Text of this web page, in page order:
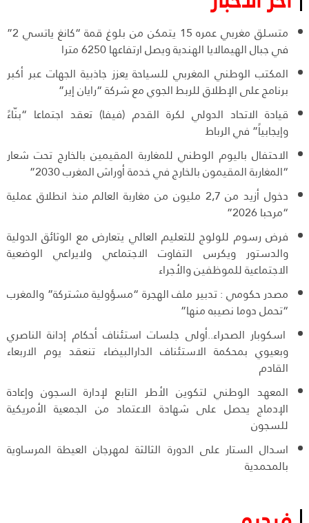
متسلق مغربي عمره 15 يتمكن من بلوغ قمة “كانغ ياتسي 2”
في جبال الهيمالايا الهندية ويصل ارتفاعها 6250 مترا
المكتب الوطني المغربي للسياحة يعزز جاذبية الجهات عبر أكبر
برنامج على الإطلاق للربط الجوي مع شركة “رايان إير”
قيادة الاتحاد الدولي لكرة القدم (فيفا) تعقد اجتماعا “بنّاءً
وإيجابياً” في الرباط
الاحتفال باليوم الوطني للمغاربة المقيمين بالخارج تحت شعار
“المغاربة المقيمون بالخارج في خدمة أوراش المغرب 2030”
دخول أزيد من 2,7 مليون من مغاربة العالم منذ انطلاق عملية
“مرحبا 2026”
فرض رسوم للولوج للتعليم العالي يتعارض مع الوثائق الدولية
والدستور ويكرس التفاوت الاجتماعي ولايراعي الوضعية
الاجتماعية للموظفين والأجراء
مصدر حكومي : تدبير ملف الهجرة “مسؤولية مشتركة” والمغرب
“تحمل دوما نصيبه منها”
اسكوبار الصحراء..أولى جلسات استئناف أحكام إدانة الناصري
وبعيوي بمحكمة الاستئناف الدارالبيضاء تنعقد يوم الاربعاء
القادم
المعهد الوطني لتكوين الأطر التابع لإدارة السجون وإعادة
الإدماج يحصل على شهادة الاعتماد من الجمعية الأمريكية
للسجون
اسدال الستار على الدورة الثالثة لمهرجان العيطة المرساوية
بالمحمدية